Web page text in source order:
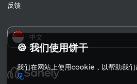
反馈
中文
🍪 我们使用饼干
我们在网站上使用cookie，以帮助我们
见